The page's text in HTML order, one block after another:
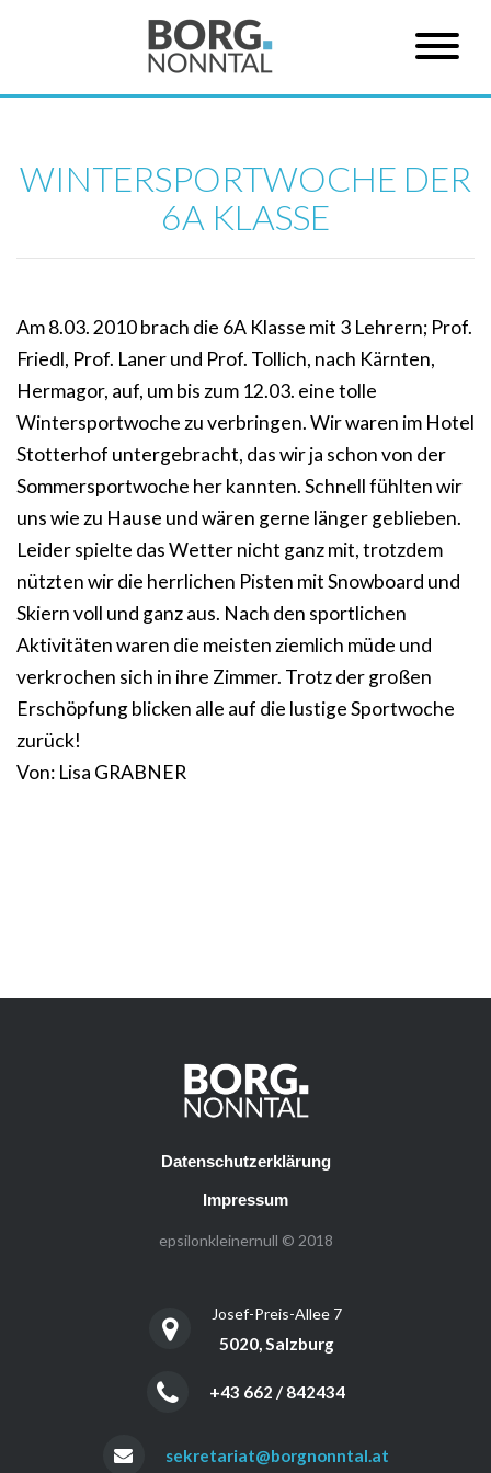
WINTERSPORTWOCHE DER
6A KLASSE
Am 8.03. 2010 brach die 6A Klasse mit 3 Lehrern; Prof.
Friedl, Prof. Laner und Prof. Tollich, nach Kärnten,
Hermagor, auf, um bis zum 12.03. eine tolle
Wintersportwoche zu verbringen. Wir waren im Hotel
Stotterhof untergebracht, das wir ja schon von der
Sommersportwoche her kannten. Schnell fühlten wir
uns wie zu Hause und wären gerne länger geblieben.
Leider spielte das Wetter nicht ganz mit, trotzdem
nützten wir die herrlichen Pisten mit Snowboard und
Skiern voll und ganz aus. Nach den sportlichen
Aktivitäten waren die meisten ziemlich müde und
verkrochen sich in ihre Zimmer. Trotz der großen
Erschöpfung blicken alle auf die lustige Sportwoche
zurück!
Von: Lisa GRABNER
Datenschutzerklärung
Impressum
epsilonkleinernull © 2018
Josef-Preis-Allee 7
5020, Salzburg
+43 662 / 842434
sekretariat@borgnonntal.at